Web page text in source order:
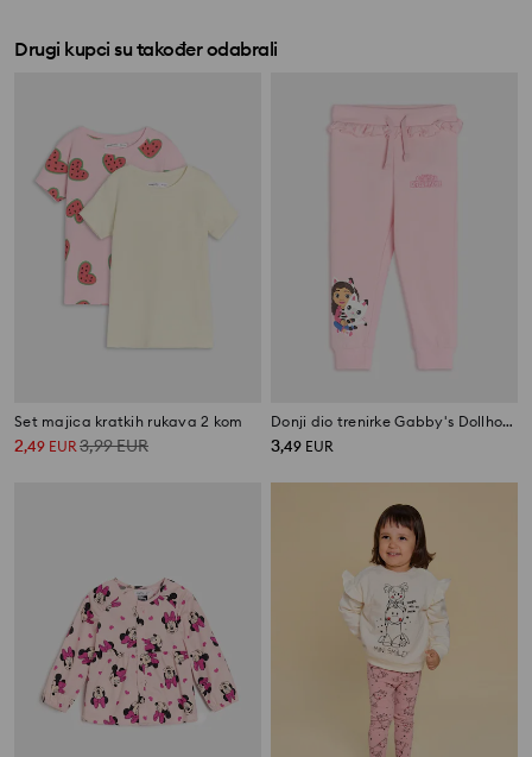
Drugi kupci su također odabrali
Set majica kratkih rukava 2 kom
2,49 EUR3,99EUR
Donji dio trenirke Gabby's Dollhouse
3,49 EUR